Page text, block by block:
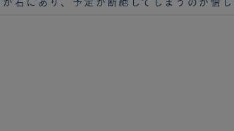
右にあり、予定が断絶してしまうのが惜し